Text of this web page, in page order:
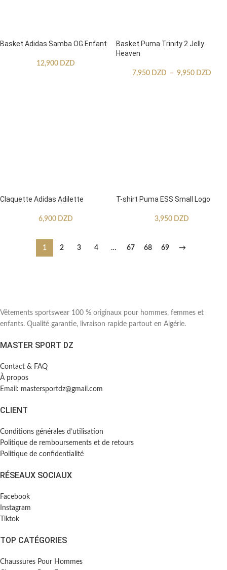
Basket Adidas Samba OG Enfant
12,900 DZD
Basket Puma Trinity 2 Jelly
Heaven
7,950 DZD – 9,950 DZD
Claquette Adidas Adilette
6,900 DZD
T-shirt Puma ESS Small Logo
3,950 DZD
1 2 3 4 … 67 68 69 →
Vêtements sportswear 100 % originaux pour hommes, femmes et
enfants. Qualité garantie, livraison rapide partout en Algérie.
MASTER SPORT DZ
Contact & FAQ
À propos
Email: mastersportdz@gmail.com
CLIENT
Conditions générales d’utilisation
Politique de remboursements et de retours
Politique de confidentialité
RÉSEAUX SOCIAUX
Facebook
Instagram
Tiktok
TOP CATÉGORIES
Chaussures Pour Hommes